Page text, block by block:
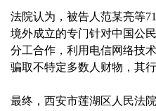
法院认为，被告人范某亮等
境外成立的专门针对中国公
分工合作，利用电信网络技
骗取不特定多数人财物，其
最终，西安市莲湖区人民法